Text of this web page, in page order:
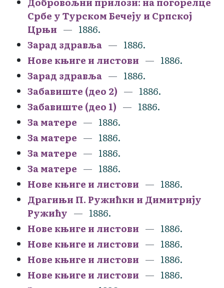
Србе у Турском Бечеју и Српској
Црњи
1886.
Зарад здравља
1886.
Нове књиге и листови
1886.
Зарад здравља
1886.
Забавиште (део 2)
1886.
Забавиште (део 1)
1886.
За матере
1886.
За матере
1886.
За матере
1886.
За матере
1886.
Нове књиге и листови
1886.
Драгињи П. Ружићки и Димитрију
Ружићу
1886.
Нове књиге и листови
1886.
Нове књиге и листови
1886.
Нове књиге и листови
1886.
Нове књиге и листови
1886.